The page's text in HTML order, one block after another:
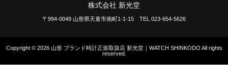
株式会社 新光堂
〒994-0049 山形県天童市南町1-1-15 TEL 023-654-5626
Copyright © 2026 山形 ブランド時計正規取扱店 新光堂｜WATCH SHINKODO All rights
reserved.